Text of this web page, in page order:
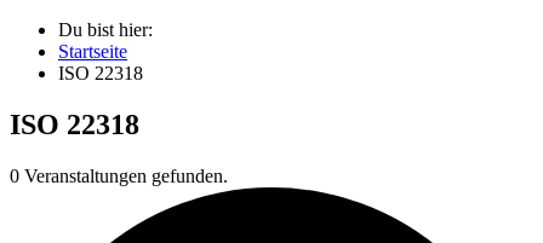
Du bist hier:
Startseite
ISO 22318
ISO 22318
0 Veranstaltungen gefunden.